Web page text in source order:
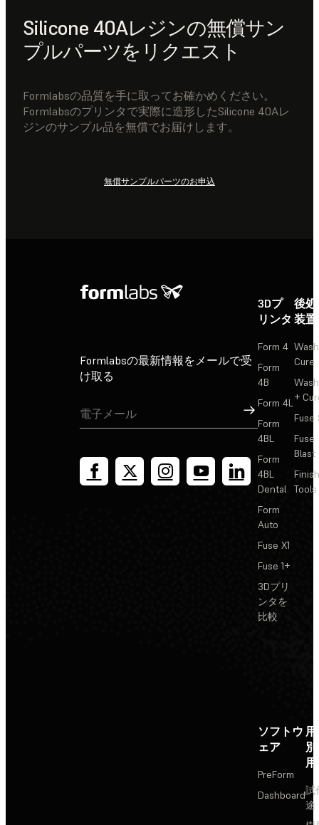
Silicone 40Aレジンの無償サン
プルパーツをリクエスト
Formlabsの品質を手に取ってお確かめください。
Formlabsのプリンタで実際に造形したSilicone 40Aレ
ジンのサンプル品を無償でお届けします。
無償サンプルパーツのお申込
Formlabsの最新情報をメールで受
け取る
サインアップ
3Dプ
リンタ
Form 4
Form
4B
Form 4L
Form
4BL
Form
4BL
Dental
Form
Auto
Fuse X1
Fuse 1+
3Dプリ
ンタを
比較
後
装置
Cure
+
Fuse
Fuse
Blast
Tools
ソフトウ
ェア
PreForm
Dashboard試
途